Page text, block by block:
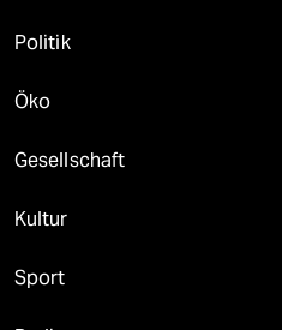
Politik
Öko
Gesellschaft
Kultur
Sport